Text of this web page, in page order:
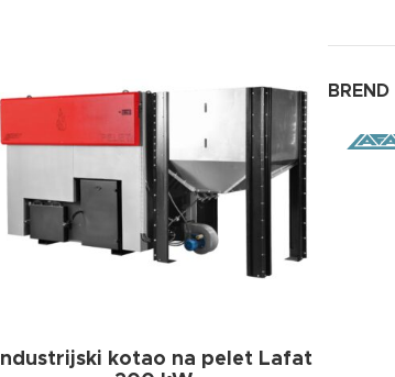
BREND
Industrijski kotao na pelet Lafat